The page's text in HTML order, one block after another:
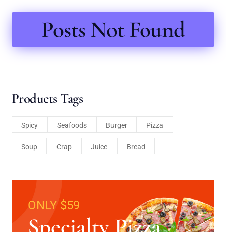
Posts Not Found
Products Tags
Spicy Seafoods Burger Pizza
Soup Crap Juice Bread
ONLY $59